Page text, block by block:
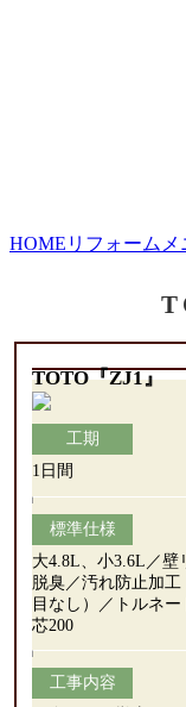
HOME リフォームメ
TOTO『ZJ1』
工期
1日間
標準仕様
大4.8L、小3.6L／壁
脱臭／汚れ防止加
目なし）／トルネ
芯200
工事内容